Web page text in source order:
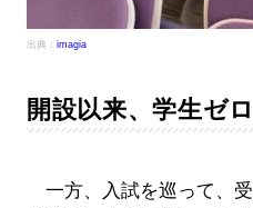
出典： imagia
開設以来、学生ゼ
一方、入試を巡って、